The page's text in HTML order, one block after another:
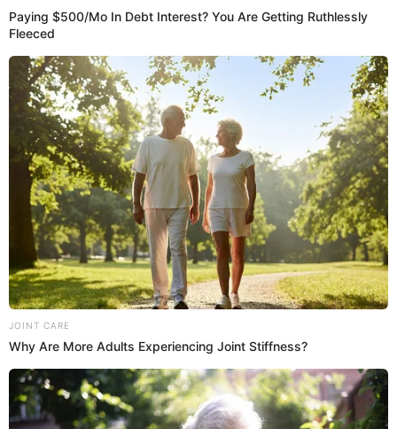
Waterman falló una ocasión clara solo contra el
arquero, el tiro sale desviado.
20:35 3/4/2024
Alianza Lima vs. Fluminense:
Inicia el segundo tiempo
Los blanquiazule salen a buscar el partido y aumentar
el marcador.